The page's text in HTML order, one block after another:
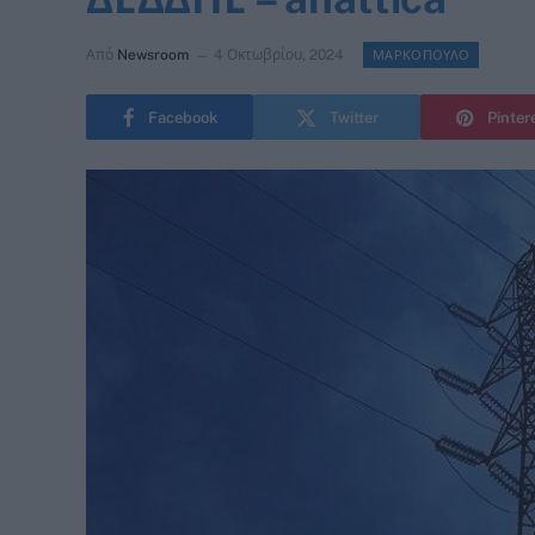
Από Newsroom 4 Οκτωβρίου, 2024 ΜΑΡΚΟΠΟΥΛΟ
Facebook Twitter